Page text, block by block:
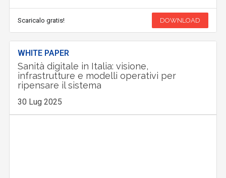
Scaricalo gratis! DOWNLOAD
WHITE PAPER
Sanità digitale in Italia: visione,
infrastrutture e modelli operativi per
ripensare il sistema
30 Lug 2025